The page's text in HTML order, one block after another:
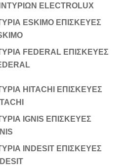
ELECTROLUX
ESKIMO ΕΠΙΣΚΕΥΕΣ
FEDERAL ΕΠΙΣΚΕΥΕΣ
HITACHI ΕΠΙΣΚΕΥΕΣ
IGNIS ΕΠΙΣΚΕΥΕΣ
INDESIT ΕΠΙΣΚΕΥΕΣ